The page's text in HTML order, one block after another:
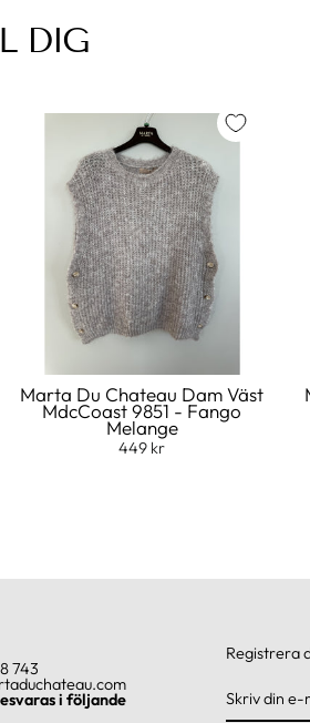
DIG
Marta Du Chateau Dam Väst
MdcCoast 9851 - Fango
Melange
449 kr
743
i följande
Registrera
DIN
E-
MEJL
DIG